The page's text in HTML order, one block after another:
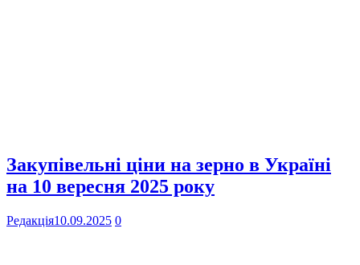
Закупівельні ціни на зерно в Україні
на 10 вересня 2025 року
Редакція10.09.2025 0